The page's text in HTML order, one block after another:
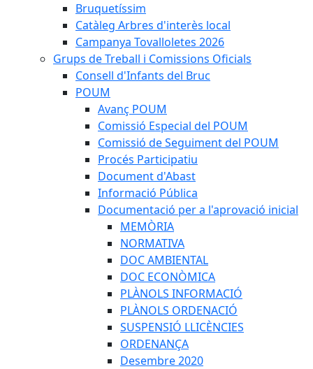
Bruquetíssim
Catàleg Arbres d'interès local
Campanya Tovalloletes 2026
Grups de Treball i Comissions Oficials
Consell d'Infants del Bruc
POUM
Avanç POUM
Comissió Especial del POUM
Comissió de Seguiment del POUM
Procés Participatiu
Document d'Abast
Informació Pública
Documentació per a l'aprovació inicial
MEMÒRIA
NORMATIVA
DOC AMBIENTAL
DOC ECONÒMICA
PLÀNOLS INFORMACIÓ
PLÀNOLS ORDENACIÓ
SUSPENSIÓ LLICÈNCIES
ORDENANÇA
Desembre 2020